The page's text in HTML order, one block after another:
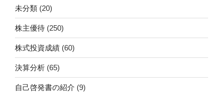
未分類 (20)
株主優待 (250)
株式投資成績 (60)
決算分析 (65)
自己啓発書の紹介 (9)